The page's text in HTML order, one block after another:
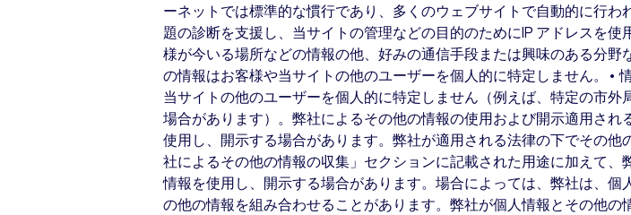
ーネットでは標準的な慣行であり、多くのウェブサイトで自動的に行
題の診断を支援し、当サイトの管理などの目的のためにIP アドレスを
様が今いる場所などの情報の他、好みの通信手段または興味のある分
の情報はお客様や当サイトの他のユーザーを個人的に特定しません。•
当サイトの他のユーザーを個人的に特定しません（例えば、特定の市
場合があります）。弊社によるその他の情報の使用および開示適用さ
使用し、開示する場合があります。弊社が適用される法律の下でその
社によるその他の情報の収集」セクションに記載された用途に加えて
情報を使用し、開示する場合があります。場合によっては、弊社は、
の他の情報を組み合わせることがあります。弊社が個人情報とその他